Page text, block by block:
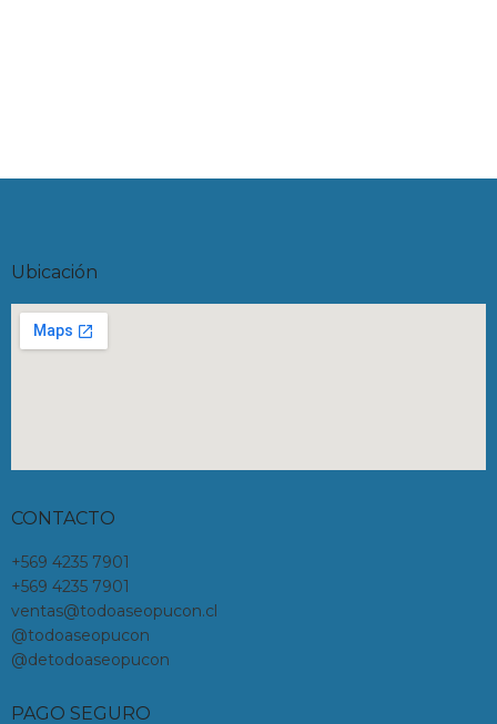
Ubicación
CONTACTO
+569 4235 7901
+569 4235 7901
ventas@todoaseopucon.cl
@todoaseopucon
@detodoaseopucon
PAGO SEGURO